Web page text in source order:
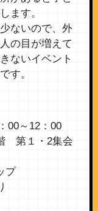
ます。
ないので、外
の目が増えて
ないイベント
す。
00～12：00
第１・2集会
プ